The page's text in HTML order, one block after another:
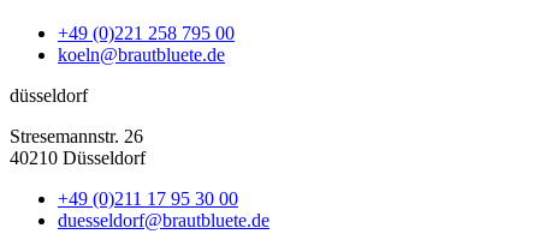
+49 (0)221 258 795 00
koeln@brautbluete.de
düsseldorf
Stresemannstr. 26
40210 Düsseldorf
+49 (0)211 17 95 30 00
duesseldorf@brautbluete.de